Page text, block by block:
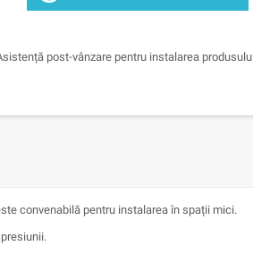
post-vânzare pentru instalarea
convenabilă pentru instalarea în spații mici.